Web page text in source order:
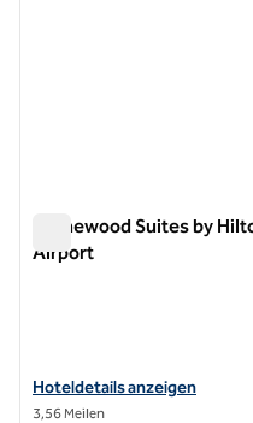
Homewood Suites by
Airport
Hoteldetails für Homewood
Hoteldetails anzeigen
3,56 Meilen